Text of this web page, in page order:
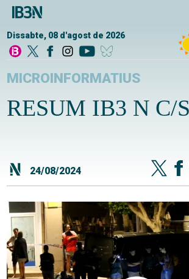
Dissabte, 08 d'agost de 2026
MICROINFORMATIUS
RESUM IB3 N C/
24/08/2024